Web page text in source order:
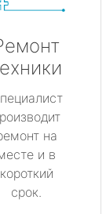
на
и в
короткий
срок.